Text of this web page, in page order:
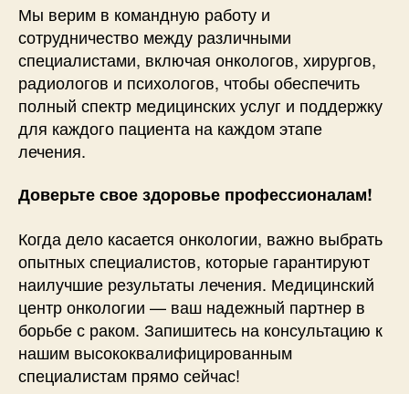
Мы верим в командную работу и
сотрудничество между различными
специалистами, включая онкологов, хирургов,
радиологов и психологов, чтобы обеспечить
полный спектр медицинских услуг и поддержку
для каждого пациента на каждом этапе
лечения.
Доверьте свое здоровье профессионалам!
Когда дело касается онкологии, важно выбрать
опытных специалистов, которые гарантируют
наилучшие результаты лечения. Медицинский
центр онкологии — ваш надежный партнер в
борьбе с раком. Запишитесь на консультацию к
нашим высококвалифицированным
специалистам прямо сейчас!